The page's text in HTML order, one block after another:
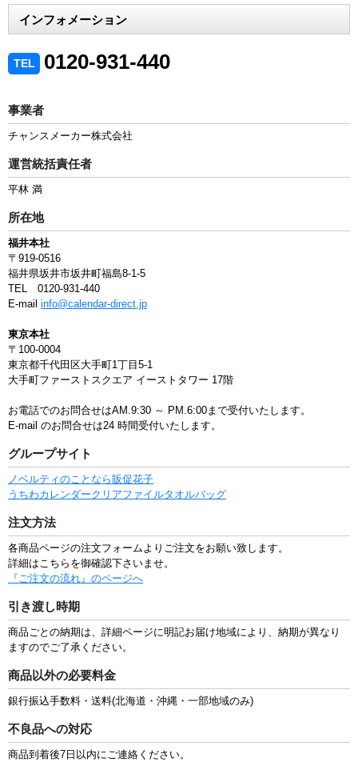
インフォメーション
TEL 0120-931-440
事業者
チャンスメーカー株式会社
運営統括責任者
平林 満
所在地
福井本社
〒919-0516
福井県坂井市坂井町福島8-1-5
TEL 0120-931-440
E-mail info@calendar-direct.jp
東京本社
〒100-0004
東京都千代田区大手町1丁目5-1
大手町ファーストスクエア イーストタワー 17階
お電話でのお問合せはAM.9:30 ～ PM.6:00まで受付いたします。
E-mail のお問合せは24 時間受付いたします。
グループサイト
ノベルティのことなら販促花子
うちわカレンダークリアファイルタオルバッグ
注文方法
各商品ページの注文フォームよりご注文をお願い致します。
詳細はこちらを御確認下さいませ。
『ご注文の流れ』のページへ
引き渡し時期
商品ごとの納期は、詳細ページに明記お届け地域により、納期が異なり
ますのでご了承ください。
商品以外の必要料金
銀行振込手数料・送料(北海道・沖縄・一部地域のみ)
不良品への対応
商品到着後7日以内にご連絡ください。